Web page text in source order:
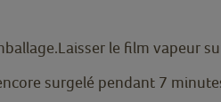
le film vapeur
surgelé pendant 7